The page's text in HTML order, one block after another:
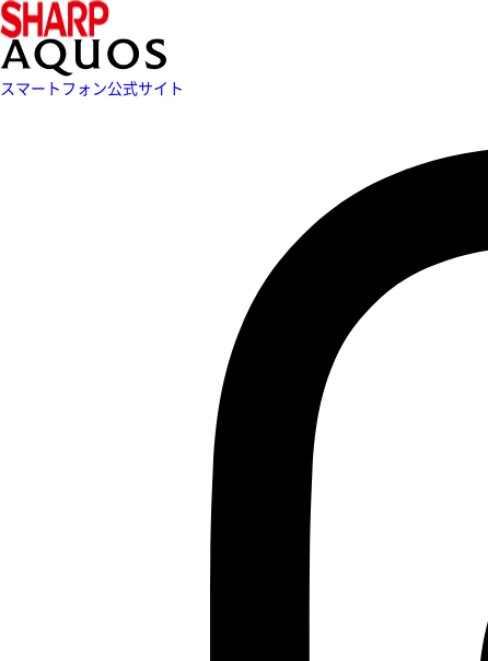
スマートフォン公式サイト